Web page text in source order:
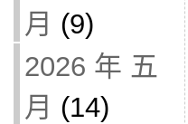
月 (9)
2026 年 五
月 (14)